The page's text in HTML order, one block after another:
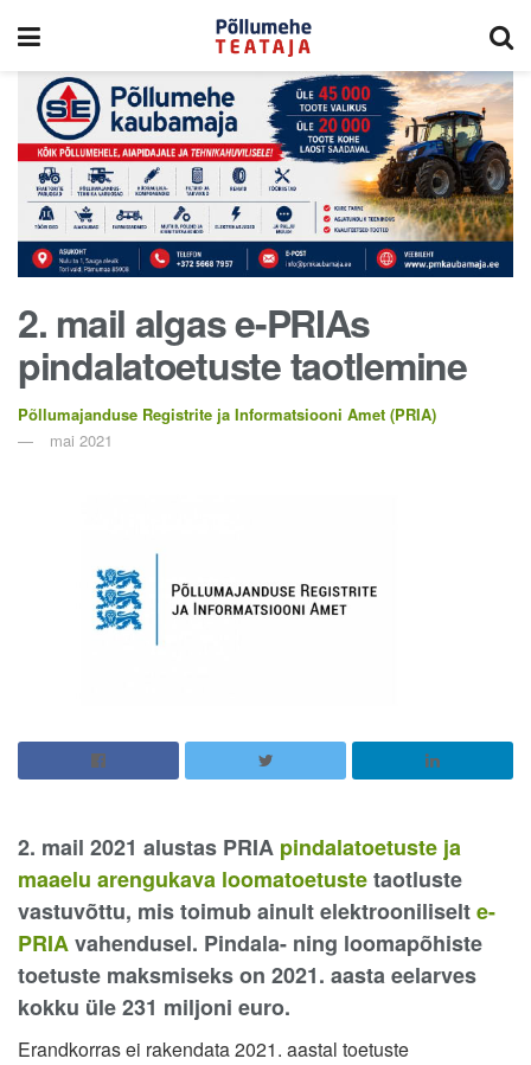
2. mail algas e-PRIAs
pindalatoetuste taotlemine
Põllumajanduse Registrite ja Informatsiooni Amet (PRIA)
mai 2021
2. mail 2021 alustas PRIA pindalatoetuste ja
maaelu arengukava loomatoetustetaotluste
vastuvõttu, mis toimub ainult elektrooniliselte-
PRIAvahendusel. Pindala- ning loomapõhiste
toetuste maksmiseks on 2021. aasta eelarves
kokku üle 231 miljoni euro.
Erandkorras ei rakendata 2021. aastal toetuste